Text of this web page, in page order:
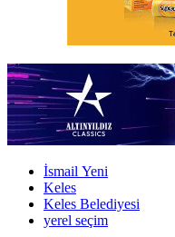
İsmail Yeni
Keles
Keles Belediyesi
yerel seçim